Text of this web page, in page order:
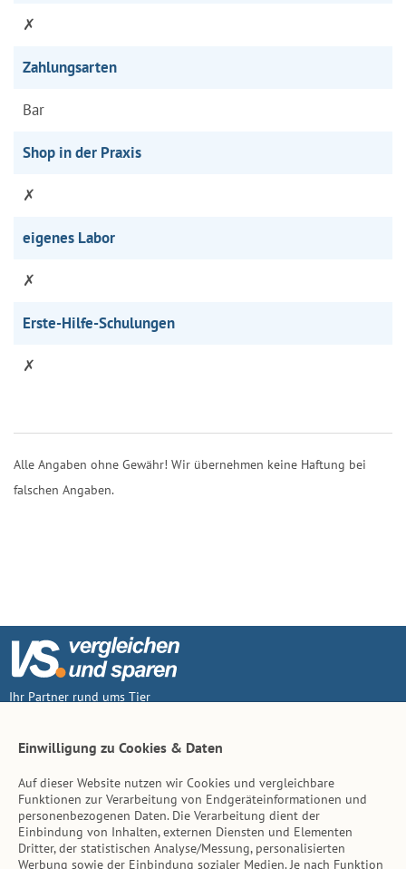
✗
Zahlungsarten
Bar
Shop in der Praxis
✗
eigenes Labor
✗
Erste-Hilfe-Schulungen
✗
Alle Angaben ohne Gewähr! Wir übernehmen keine Haftung bei
falschen Angaben.
Ihr Partner rund ums Tier
Inhalt
Tierarzt-Suche
Einwilligung zu Cookies & Daten
Auf dieser Website nutzen wir Cookies und vergleichbare
Funktionen zur Verarbeitung von Endgeräteinformationen und
personenbezogenen Daten. Die Verarbeitung dient der
Einbindung von Inhalten, externen Diensten und Elementen
Dritter, der statistischen Analyse/Messung, personalisierten
Werbung sowie der Einbindung sozialer Medien. Je nach Funktion